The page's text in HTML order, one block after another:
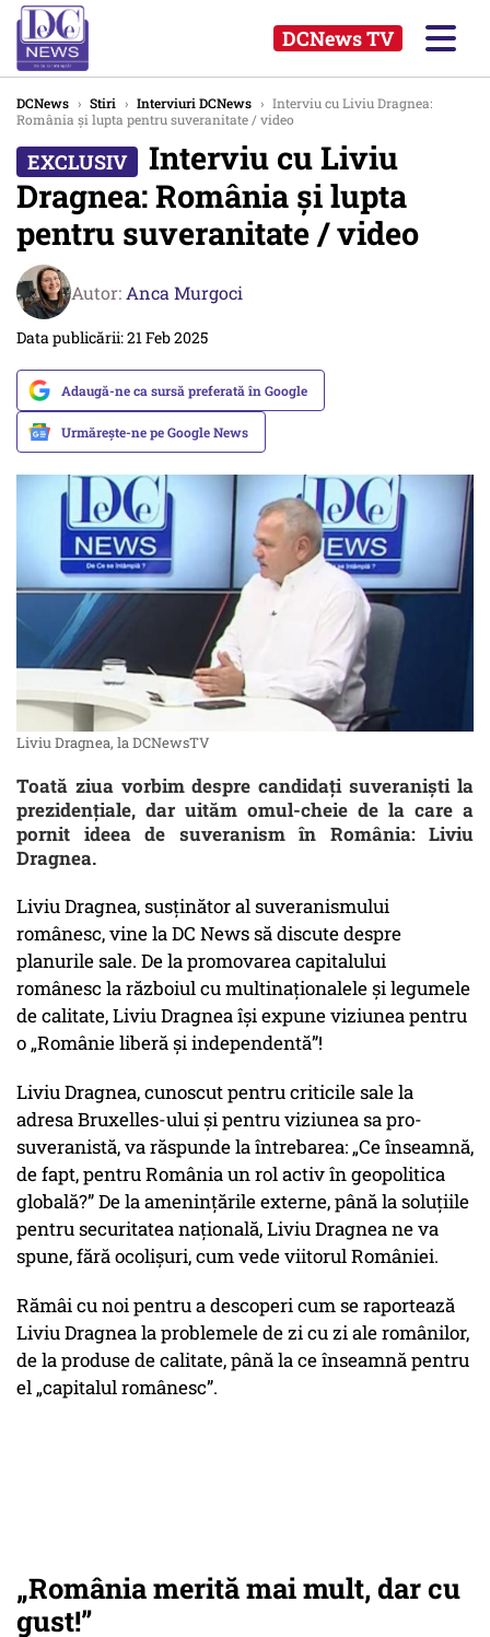
DCNews TV
DCNews › Stiri › Interviuri DCNews › Interviu cu Liviu Dragnea:
România și lupta pentru suveranitate / video
Interviu cu Liviu
Dragnea: România și lupta
pentru suveranitate / video
Autor: Anca Murgoci
Data publicării: 21 Feb 2025
Adaugă-ne ca sursă preferată în Google
Urmărește-ne pe Google News
Liviu Dragnea, la DCNewsTV
Toată ziua vorbim despre candidați suveraniști la
prezidențiale, dar uităm omul-cheie de la care a
pornit ideea de suveranism în România: Liviu
Dragnea.
Liviu Dragnea, susținător al suveranismului
românesc, vine la DC News să discute despre
planurile sale. De la promovarea capitalului
românesc la războiul cu multinaționalele și legumele
de calitate, Liviu Dragnea își expune viziunea pentru
o „Românie liberă și independentă”!
Liviu Dragnea, cunoscut pentru criticile sale la
adresa Bruxelles-ului și pentru viziunea sa pro-
suveranistă, va răspunde la întrebarea: „Ce înseamnă,
de fapt, pentru România un rol activ în geopolitica
globală?” De la amenințările externe, până la soluțiile
pentru securitatea națională, Liviu Dragnea ne va
spune, fără ocolișuri, cum vede viitorul României.
Rămâi cu noi pentru a descoperi cum se raportează
Liviu Dragnea la problemele de zi cu zi ale românilor,
de la produse de calitate, până la ce înseamnă pentru
el „capitalul românesc”.
„România merită mai mult, dar cu
gust!”